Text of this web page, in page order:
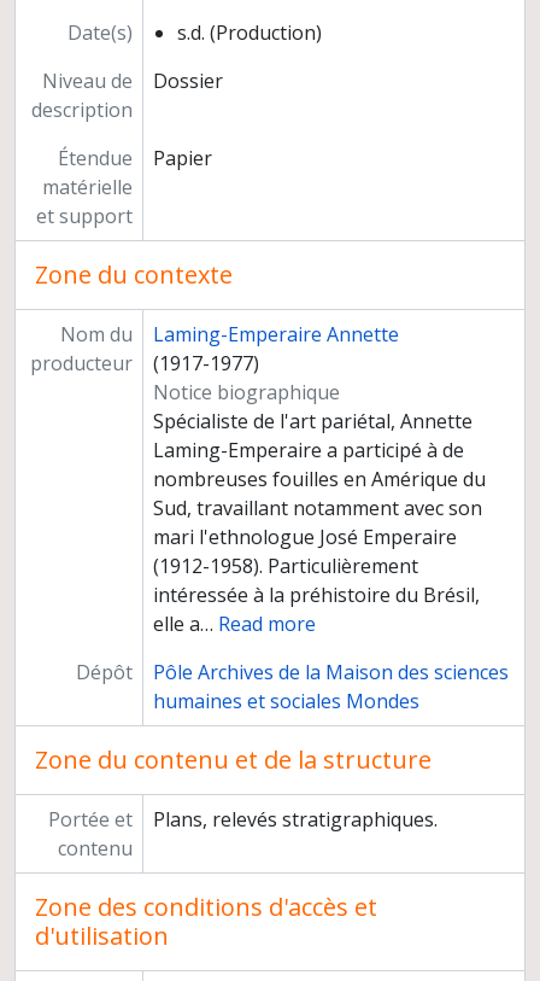
Date(s)
s.d. (Production)
Niveau de
description
Dossier
Étendue
matérielle
et support
Papier
Zone du contexte
Nom du
producteur
Laming-Emperaire Annette
(1917-1977)
Notice biographique
Spécialiste de l'art pariétal, Annette
Laming-Emperaire a participé à de
nombreuses fouilles en Amérique du
Sud, travaillant notamment avec son
mari l'ethnologue José Emperaire
(1912-1958). Particulièrement
intéressée à la préhistoire du Brésil,
elle a… Read more
Dépôt
Pôle Archives de la Maison des sciences
humaines et sociales Mondes
Zone du contenu et de la structure
Portée et
contenu
Plans, relevés stratigraphiques.
Zone des conditions d'accès et
d'utilisation